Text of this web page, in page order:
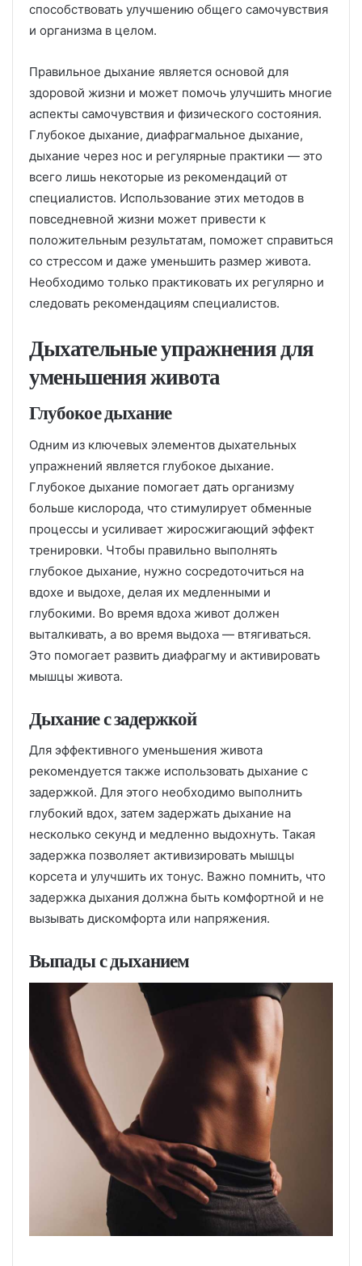
способствовать улучшению общего самочувствия
и организма в целом.
Правильное дыхание является основой для
здоровой жизни и может помочь улучшить многие
аспекты самочувствия и физического состояния.
Глубокое дыхание, диафрагмальное дыхание,
дыхание через нос и регулярные практики — это
всего лишь некоторые из рекомендаций от
специалистов. Использование этих методов в
повседневной жизни может привести к
положительным результатам, поможет справиться
со стрессом и даже уменьшить размер живота.
Необходимо только практиковать их регулярно и
следовать рекомендациям специалистов.
Дыхательные упражнения для
уменьшения живота
Глубокое дыхание
Одним из ключевых элементов дыхательных
упражнений является глубокое дыхание.
Глубокое дыхание помогает дать организму
больше кислорода, что стимулирует обменные
процессы и усиливает жиросжигающий эффект
тренировки. Чтобы правильно выполнять
глубокое дыхание, нужно сосредоточиться на
вдохе и выдохе, делая их медленными и
глубокими. Во время вдоха живот должен
выталкивать, а во время выдоха — втягиваться.
Это помогает развить диафрагму и активировать
мышцы живота.
Дыхание с задержкой
Для эффективного уменьшения живота
рекомендуется также использовать дыхание с
задержкой. Для этого необходимо выполнить
глубокий вдох, затем задержать дыхание на
несколько секунд и медленно выдохнуть. Такая
задержка позволяет активизировать мышцы
корсета и улучшить их тонус. Важно помнить, что
задержка дыхания должна быть комфортной и не
вызывать дискомфорта или напряжения.
Выпады с дыханием